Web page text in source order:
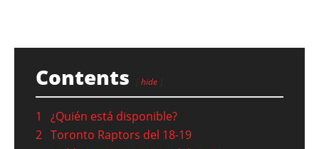
Contents hide
1
¿Quién está disponible?
2 Toronto Raptors del 18-19